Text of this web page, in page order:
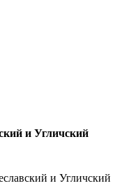
и Угличский
и Угличский